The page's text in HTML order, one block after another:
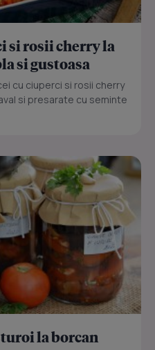
si rosii cherry la
si gustoasa
cu ciuperci si rosii cherry
si presarate cu seminte
la borcan